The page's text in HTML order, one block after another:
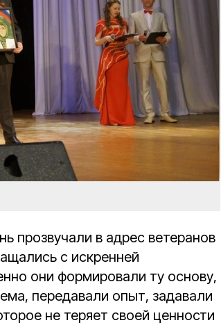
прозвучали в адрес ветеранов
с искренней
они формировали ту основу,
передавали опыт, задавали
не теряет своей ценности